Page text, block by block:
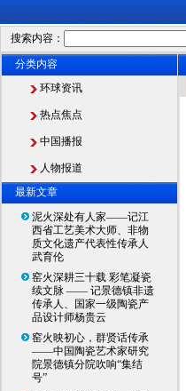
搜索内容：
分类内容
环球资讯
热点焦点
中国播报
人物报道
最新文章
泥火深处有人家——记江
西省工艺美术大师、非物
质文化遗产代表性传承人
武育伦
窑火深耕三十载 彩笔凝瓷
续文脉 —— 记景德镇非遗
传承人、国家一级陶瓷产
品设计师杨贵云
窑火映初心，群贤话传承
——中国陶瓷艺术家研究
院景德镇分院吹响“集结
号”